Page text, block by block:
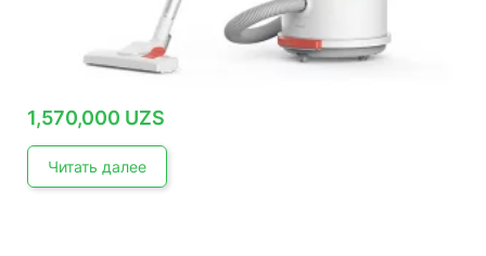
1,570,000 UZS
Читать далее